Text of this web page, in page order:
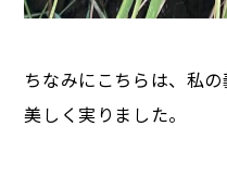
ちなみにこちらは、私
美しく実りました。